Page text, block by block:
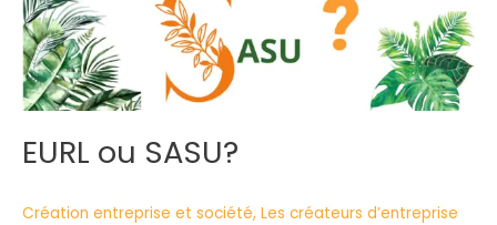
EURL ou SASU?
Création entreprise et société, Les créateurs d’entreprise